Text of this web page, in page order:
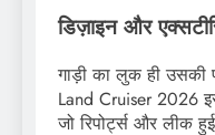
डिज़ाइन और
गाड़ी का लुक ही उसकी
Land Cruiser 2026
जो रिपोर्ट्स और लीक